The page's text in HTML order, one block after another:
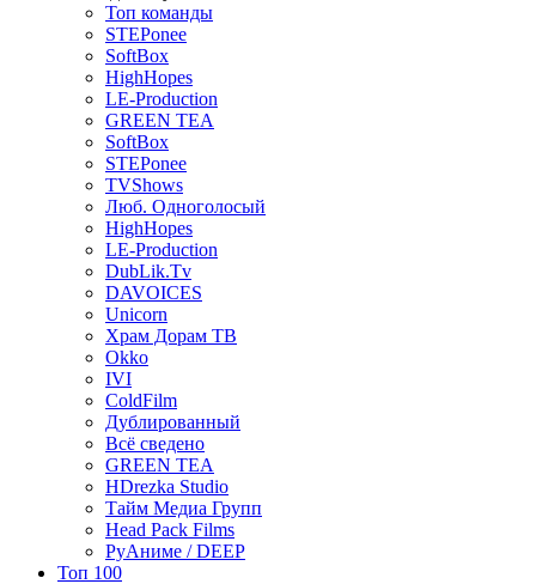
Топ команды
STEPonee
SoftBox
HighHopes
LE-Production
GREEN TEA
SoftBox
STEPonee
TVShows
Люб. Одноголосый
HighHopes
LE-Production
DubLik.Tv
DAVOICES
Unicorn
Храм Дорам ТВ
Okko
IVI
ColdFilm
Дублированный
Всё сведено
GREEN TEA
HDrezka Studio
Тайм Медиа Групп
Head Pack Films
РуАниме / DEEP
Топ 100